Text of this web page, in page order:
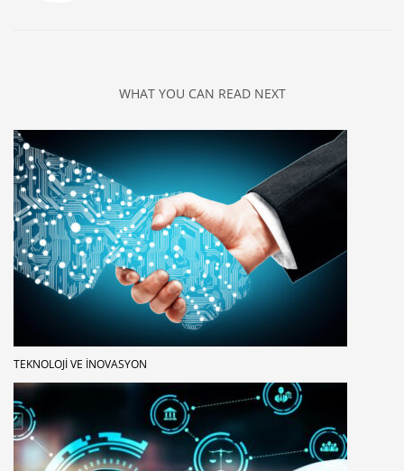
WHAT YOU CAN READ NEXT
TEKNOLOJI VE İNOVASYON